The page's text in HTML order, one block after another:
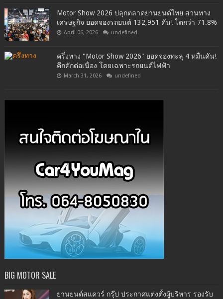
Motor Show 2026 ปลุกตลาดยานยนต์ไทย สวนทาง
เศรษฐกิจ ยอดจองรถยนต์ 132,951 คัน! โตกว่า 71.8%
April 06, 2026 undefined
ครึ่งทาง "Motor Show 2026" ยอดจองทะลุ 4 หมื่นคัน!
คึกคักต่อเนื่อง โดยเฉพาะรถยนต์ไฟฟ้า
March 31, 2026 undefined
BIG MOTOR SALE
ยานยนต์สแควร์ กรุ๊ป ประกาศแต่งตั้งผู้บริหาร รองรับ